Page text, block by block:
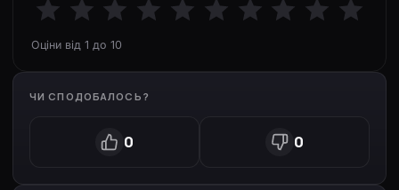
Оціни від 1 до 10
ЧИ СПОДОБАЛОСЬ?
0 0